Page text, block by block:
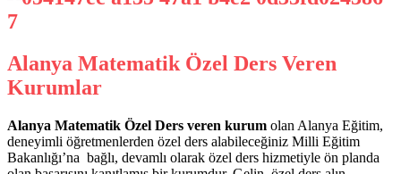
Alanya Matematik Özel Ders Veren
Kurumlar
Alanya Matematik Özel Ders veren kurum olan Alanya Eğitim,
deneyimli öğretmenlerden özel ders alabileceğiniz Milli Eğitim
Bakanlığı’na bağlı, devamlı olarak özel ders hizmetiyle ön planda